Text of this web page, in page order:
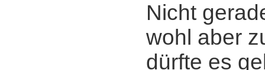
Nicht
wohl aber
dürfte es